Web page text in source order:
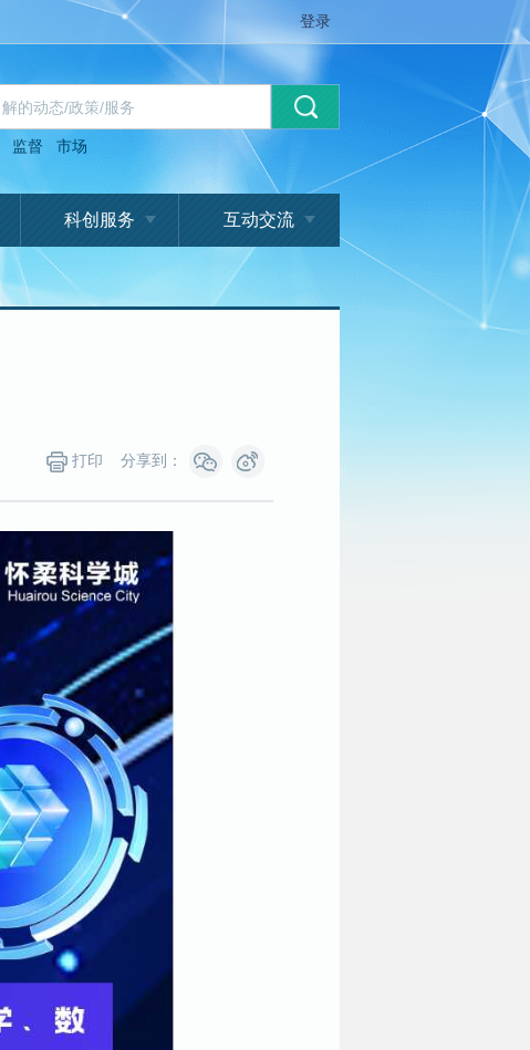
登录
监督 市场
科创服务 互动交流
打印 分享到：